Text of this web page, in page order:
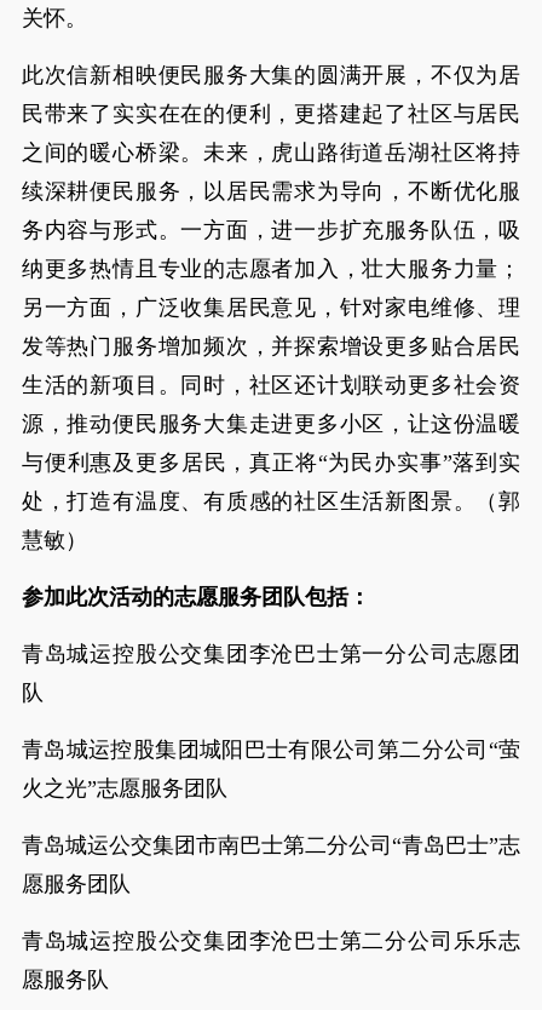
关怀。
此次信新相映便民服务大集的圆满开展，不仅为居
民带来了实实在在的便利，更搭建起了社区与居民
之间的暖心桥梁。未来，虎山路街道岳湖社区将持
续深耕便民服务，以居民需求为导向，不断优化服
务内容与形式。一方面，进一步扩充服务队伍，吸
纳更多热情且专业的志愿者加入，壮大服务力量；
另一方面，广泛收集居民意见，针对家电维修、理
发等热门服务增加频次，并探索增设更多贴合居民
生活的新项目。同时，社区还计划联动更多社会资
源，推动便民服务大集走进更多小区，让这份温暖
与便利惠及更多居民，真正将“为民办实事”落到实
处，打造有温度、有质感的社区生活新图景。（郭
慧敏）
参加此次活动的志愿服务团队包括：
青岛城运控股公交集团李沧巴士第一分公司志愿团
队
青岛城运控股集团城阳巴士有限公司第二分公司“萤
火之光”志愿服务团队
青岛城运公交集团市南巴士第二分公司“青岛巴士”志
愿服务团队
青岛城运控股公交集团李沧巴士第二分公司乐乐志
愿服务队